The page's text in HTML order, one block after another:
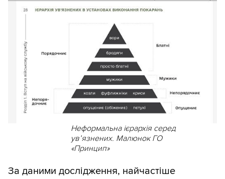
Неформальна ієрархія серед
ув’язнених. Малюнок ГО
«Принцип»
За даними дослідження, найчастіше